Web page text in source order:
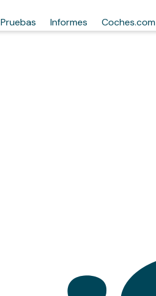
Pruebas Informes Coches.com